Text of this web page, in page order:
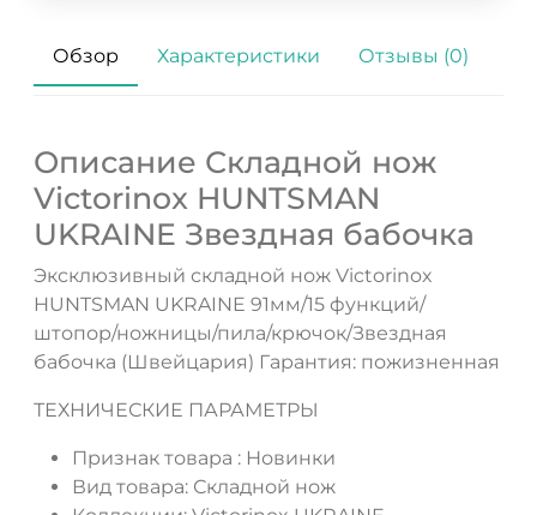
Обзор Характеристики Отзывы (0)
Описание Складной нож
Victorinox HUNTSMAN
UKRAINE Звездная бабочка
Эксклюзивный складной нож Victorinox
HUNTSMAN UKRAINE 91мм/15 функций/
штопор/ножницы/пила/крючок/Звездная
бабочка (Швейцария) Гарантия: пожизненная
ТЕХНИЧЕСКИЕ ПАРАМЕТРЫ
Признак товара : Новинки
Вид товара: Складной нож